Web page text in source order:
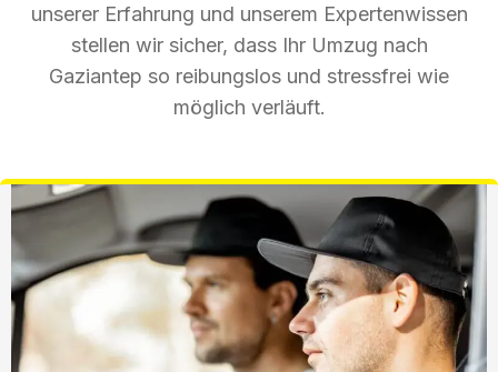
unserer Erfahrung und unserem Expertenwissen
stellen wir sicher, dass Ihr Umzug nach
Gaziantep so reibungslos und stressfrei wie
möglich verläuft.